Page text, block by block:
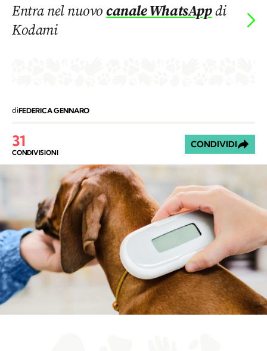
Entra nel nuovocanale WhatsAppdi
Kodami
diFEDERICA GENNARO
31
CONDIVISIONI
CONDIVIDI